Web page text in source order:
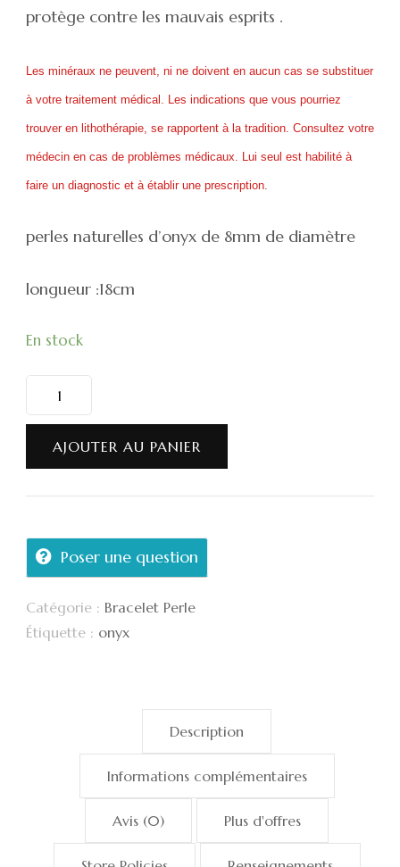
protège contre les mauvais esprits .
Les minéraux ne peuvent, ni ne doivent en aucun cas se substituer
à votre traitement médical. Les indications que vous pourriez
trouver en lithothérapie, se rapportent à la tradition. Consultez votre
médecin en cas de problèmes médicaux. Lui seul est habilité à
faire un diagnostic et à établir une prescription.
perles naturelles d’onyx de 8mm de diamètre
longueur :18cm
En stock
quantité
de
Bracelet
pierre
Onyx
perle
8mm
AJOUTER AU PANIER
Poser une question
Catégorie : Bracelet Perle
Étiquette : onyx
Description
Informations complémentaires
Avis (0) Plus d'offres